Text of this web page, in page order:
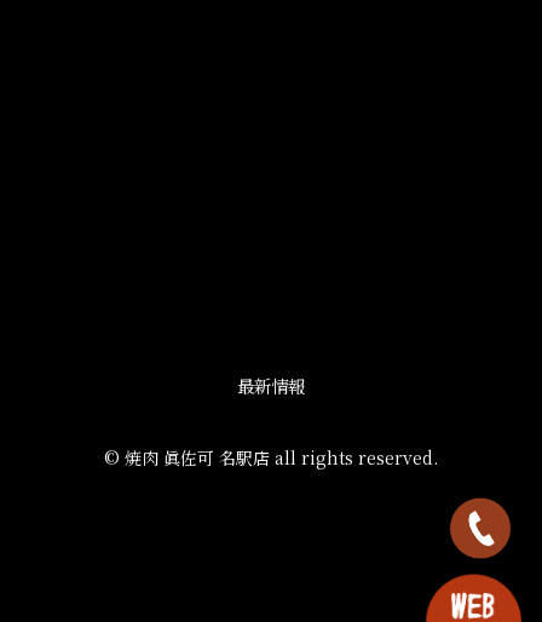
最新情報
© 焼肉 眞佐可 名駅店 all rights reserved.